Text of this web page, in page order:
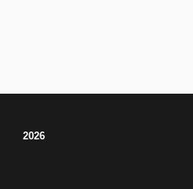
2026